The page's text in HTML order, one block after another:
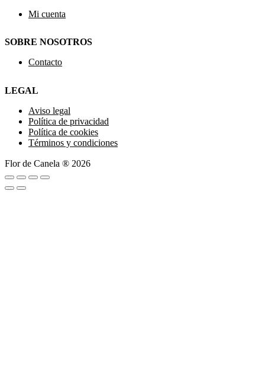
Mi cuenta
SOBRE NOSOTROS
Contacto
LEGAL
Aviso legal
Política de privacidad
Política de cookies
Términos y condiciones
Flor de Canela ® 2026